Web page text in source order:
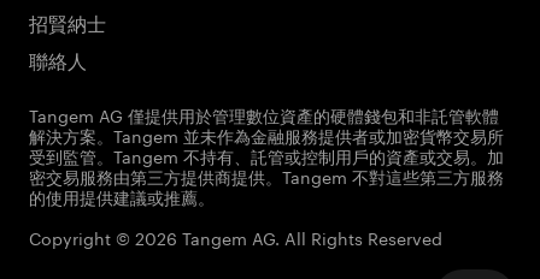
招賢納士
聯絡人
Tangem AG 僅提供用於管理數位資產的硬體錢包和非託管軟體
解決方案。Tangem 並未作為金融服務提供者或加密貨幣交易所
受到監管。Tangem 不持有、託管或控制用戶的資產或交易。加
密交易服務由第三方提供商提供。Tangem 不對這些第三方服務
的使用提供建議或推薦。